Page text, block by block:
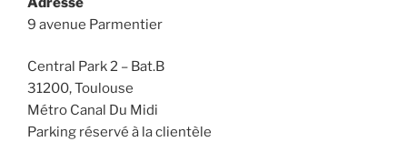
9 avenue Parmentier
Central Park 2 – Bat.B
31200, Toulouse
Métro Canal Du Midi
Parking réservé à la clientèle